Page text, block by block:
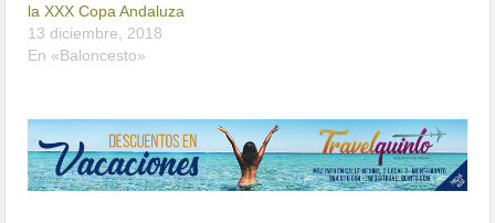
la XXX Copa Andaluza
13 diciembre, 2018
En «Baloncesto»